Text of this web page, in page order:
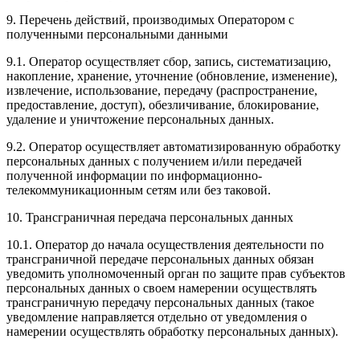
9. Перечень действий, производимых Оператором с
полученными персональными данными
9.1. Оператор осуществляет сбор, запись, систематизацию,
накопление, хранение, уточнение (обновление, изменение),
извлечение, использование, передачу (распространение,
предоставление, доступ), обезличивание, блокирование,
удаление и уничтожение персональных данных.
9.2. Оператор осуществляет автоматизированную обработку
персональных данных с получением и/или передачей
полученной информации по информационно-
телекоммуникационным сетям или без таковой.
10. Трансграничная передача персональных данных
10.1. Оператор до начала осуществления деятельности по
трансграничной передаче персональных данных обязан
уведомить уполномоченный орган по защите прав субъектов
персональных данных о своем намерении осуществлять
трансграничную передачу персональных данных (такое
уведомление направляется отдельно от уведомления о
намерении осуществлять обработку персональных данных).